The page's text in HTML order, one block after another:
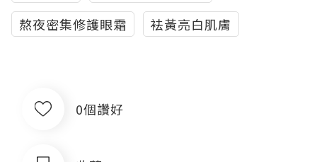
熬夜密集修護眼霜
袪黃亮白肌膚
0個讚好